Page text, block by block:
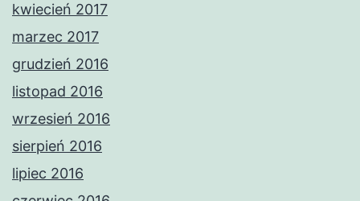
kwiecień 2017
marzec 2017
grudzień 2016
listopad 2016
wrzesień 2016
sierpień 2016
lipiec 2016